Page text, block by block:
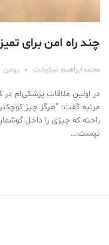
چند راه امن برای
محمدابراهیم نیکبخت بهمن ۱۰, ۱۳۹۵
در اولین ملاقات پزشکی‌ام
مرتبه گفت: “هرگز چیز
راحته که چیزی را داخل
نیست.…